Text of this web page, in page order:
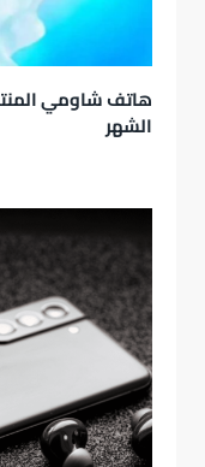
هاتف شاومي
الشهر